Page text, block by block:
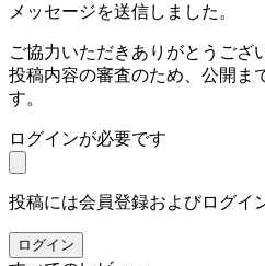
メッセージを送信しました。
ご協力いただきありがとうござ
投稿内容の審査のため、公開ま
す。
ログインが必要です
投稿には会員登録およびログイ
ログイン